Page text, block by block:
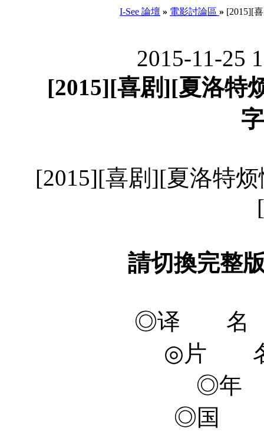
I-See 論壇 » 電影討論區 » [2015][
2015-11-25
[2015][喜剧][夏洛特
[2015][喜剧][夏洛特
請切換完整
◎译 名
◎片 名
◎年
◎国